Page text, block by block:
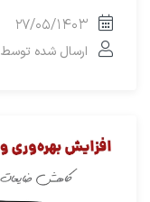
۲۷/۰۵/۱۴۰۳
ارسال شده توسط